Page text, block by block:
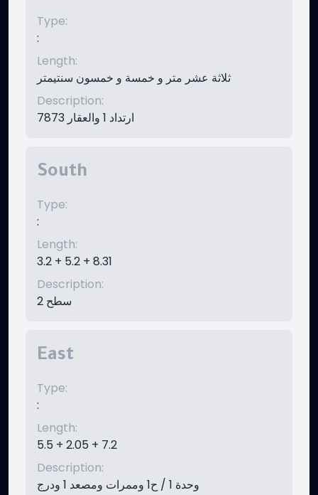
Type:
:
Length:
ثلاثة عشر متر و خمسة و خمسون سنتيمتر
Description:
ارتداد 1 والعقار 7873
South
Type:
:
Length:
3.2 + 5.2 + 8.31
Description:
سطح 2
East
Type:
:
Length:
5.5 + 2.05 + 7.2
Description:
وحدة 1 / ح1 وممرات ومصعد 1 ودرج